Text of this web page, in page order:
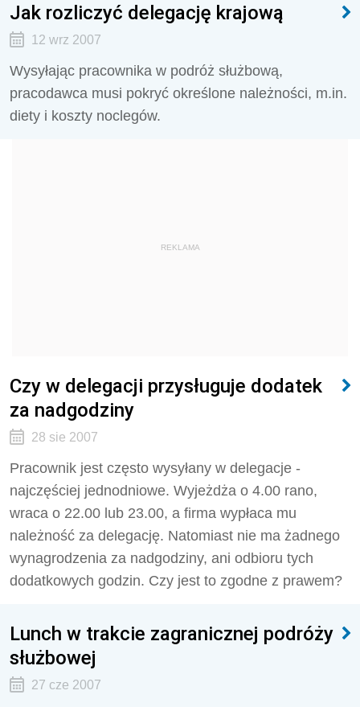
Jak rozliczyć delegację krajową
12 wrz 2007
Wysyłając pracownika w podróż służbową,
pracodawca musi pokryć określone należności, m.in.
diety i koszty noclegów.
REKLAMA
Czy w delegacji przysługuje dodatek
za nadgodziny
28 sie 2007
Pracownik jest często wysyłany w delegacje -
najczęściej jednodniowe. Wyjeżdża o 4.00 rano,
wraca o 22.00 lub 23.00, a firma wypłaca mu
należność za delegację. Natomiast nie ma żadnego
wynagrodzenia za nadgodziny, ani odbioru tych
dodatkowych godzin. Czy jest to zgodne z prawem?
Lunch w trakcie zagranicznej podróży
służbowej
27 cze 2007